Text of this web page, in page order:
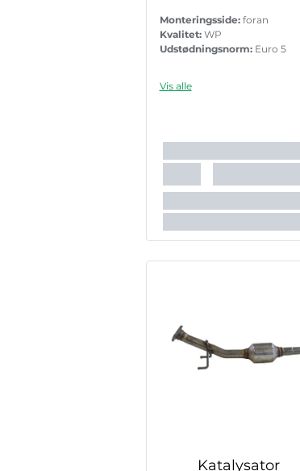
Monteringsside:foran
Kvalitet:WP
Udstødningsnorm:Euro 5
Vis alle
Katalysator